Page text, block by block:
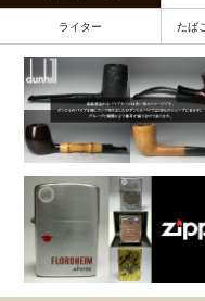
ライター たば